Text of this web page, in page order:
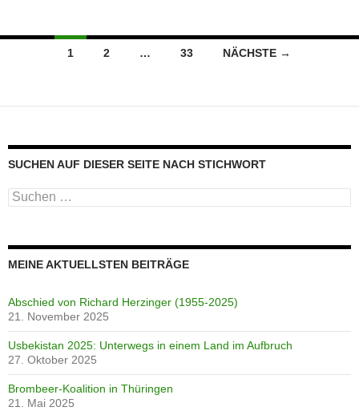
Beitragsnavigation
1 2 … 33 NÄCHSTE →
SUCHEN AUF DIESER SEITE NACH STICHWORT
Suche
nach:
MEINE AKTUELLSTEN BEITRÄGE
Abschied von Richard Herzinger (1955-2025)
21. November 2025
Usbekistan 2025: Unterwegs in einem Land im Aufbruch
27. Oktober 2025
Brombeer-Koalition in Thüringen
21. Mai 2025